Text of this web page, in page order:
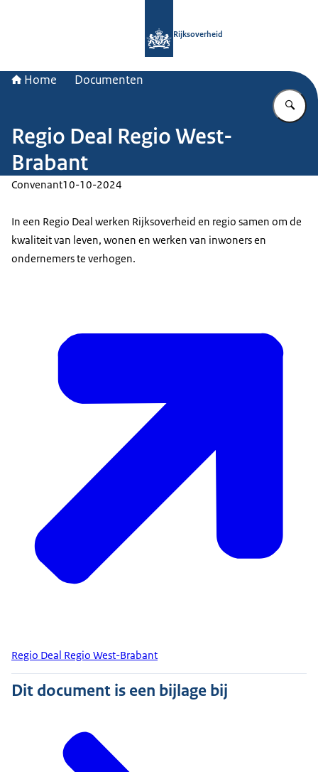
Rijksoverheid
Home Documenten
Regio Deal Regio West-
Brabant
Convenant10-10-2024
In een Regio Deal werken Rijksoverheid en regio samen om de
kwaliteit van leven, wonen en werken van inwoners en
ondernemers te verhogen.
Regio Deal Regio West-Brabant
Dit document is een bijlage bij